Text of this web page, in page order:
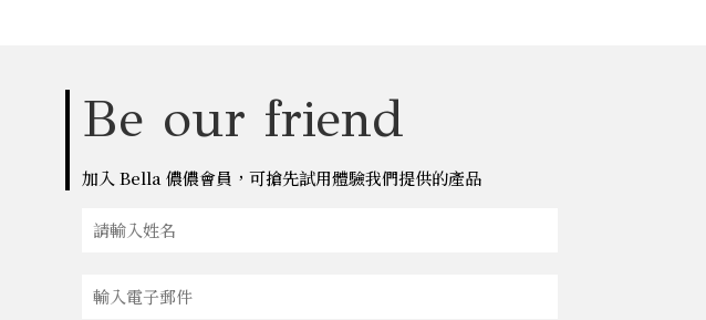
Be our friend
加入 Bella 儂儂會員，可搶先試用體驗我們提供的產品